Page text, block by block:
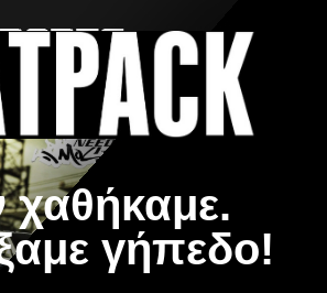
χαθήκαμε.
γήπεδο!